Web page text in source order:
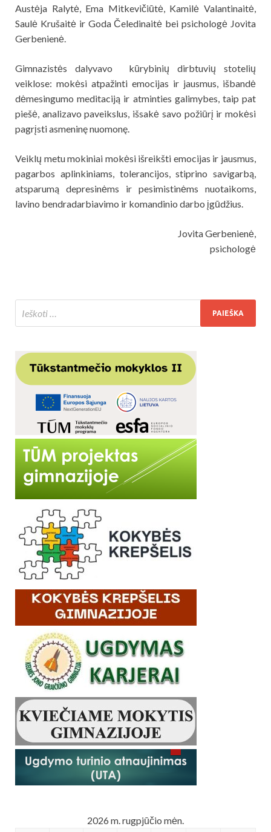
Austėja Ralytė, Ema Mitkevičiūtė, Kamilė Valantinaitė,
Saulė Krušaitė ir Goda Čeledinaitė bei psichologė Jovita
Gerbenienė.
Gimnazistės dalyvavo kūrybinių dirbtuvių stotelių
veiklose: mokėsi atpažinti emocijas ir jausmus, išbandė
dėmesingumo meditaciją ir atminties galimybes, taip pat
piešė, analizavo paveikslus, išsakė savo požiūrį ir mokėsi
pagrįsti asmeninę nuomonę.
Veiklų metu mokiniai mokėsi išreikšti emocijas ir jausmus,
pagarbos aplinkiniams, tolerancijos, stiprino savigarbą,
atsparumą depresinėms ir pesimistinėms nuotaikoms,
lavino bendradarbiavimo ir komandinio darbo įgūdžius.
Jovita Gerbenienė,
psichologė
2026 m. rugpjūčio mėn.